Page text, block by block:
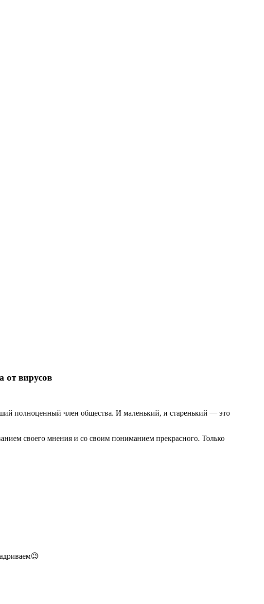
от вирусов
полноценный член общества. И маленький, и старенький — это
своего мнения и со своим пониманием прекрасного. Только